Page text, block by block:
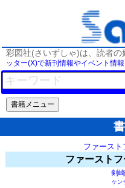
彩図社(さいずしゃ)は、読者の
ッター(X)で新刊情報やイベント情
ファースト
ファースト
剣
ケン